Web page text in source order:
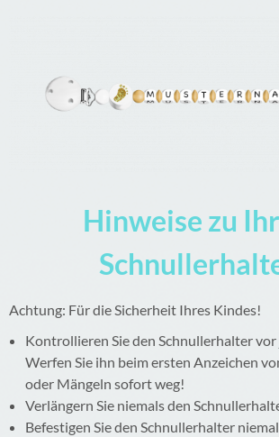
Hinweise zu
Achtung: Für die Sicherheit Ihres Kindes!
Kontrollieren Sie den Schnullerhalter vor
Werfen Sie ihn beim ersten Anzeichen
oder Mängeln sofort weg!
Verlängern Sie niemals den
Befestigen Sie den Schnullerhalter